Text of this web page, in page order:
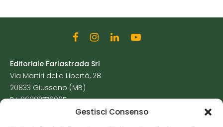
Gestisci Consenso
Editoriale Farlastrada Srl
Via Martiri della Libertà, 28
20833 Giussano (MB)
P.I. 06982770965